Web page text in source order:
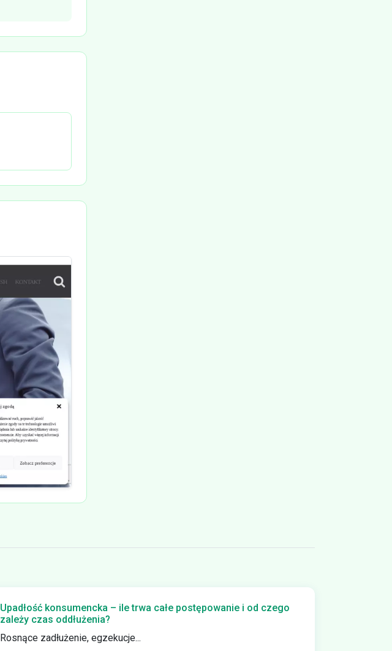
Upadłość konsumencka – ile trwa całe postępowanie i od czego
zależy czas oddłużenia?
Rosnące zadłużenie, egzekucje...